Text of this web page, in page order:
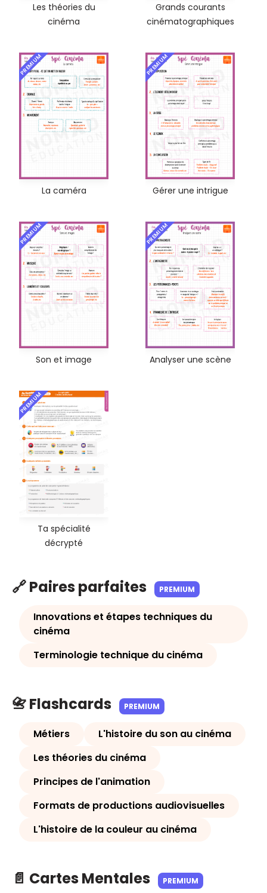
Les théories du
cinéma
Grands courants
cinématographiques
PREMIUM
La caméra
PREMIUM
Gérer une intrigue
PREMIUM
Son et image
PREMIUM
Analyser une scène
PREMIUM
Ta spécialité
décrypté
🔗 Paires parfaites PREMIUM
Innovations et étapes techniques du
cinéma
Terminologie technique du cinéma
📇 Flashcards PREMIUM
Métiers
L'histoire du son au cinéma
Les théories du cinéma
Principes de l'animation
Formats de productions audiovisuelles
L'histoire de la couleur au cinéma
📄 Cartes Mentales PREMIUM